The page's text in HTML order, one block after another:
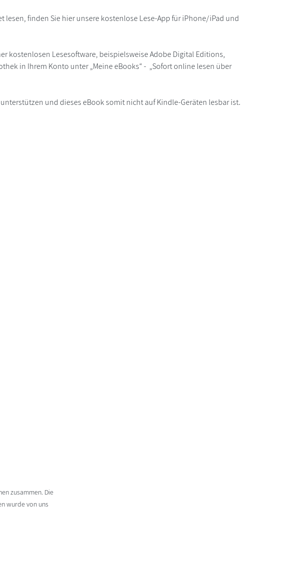
lesen, finden Sie hier unsere kostenlose Lese-App für iPhone/iPad und
kostenlosen Lesesoftware, beispielsweise Adobe Digital Editions,
in Ihrem Konto unter „Meine eBooks“ - „Sofort online lesen über
und dieses eBook somit nicht auf Kindle-Geräten lesbar ist.
zusammen. Die
wurde von uns